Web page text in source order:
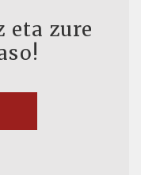
eta zure